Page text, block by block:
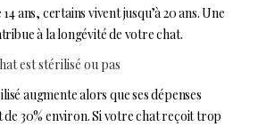
ans, certains vivent jusqu’à 20 ans. Une
à la longévité de votre chat.
est stérilisé ou pas
augmente alors que ses dépenses
30% environ. Si votre chat reçoit trop